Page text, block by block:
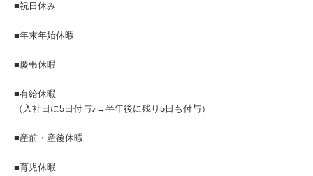
■祝日休み
■年末年始休暇
■慶弔休暇
■有給休暇
（入社日に5日付与♪→半年後に残り5日も付与）
■産前・産後休暇
■育児休暇